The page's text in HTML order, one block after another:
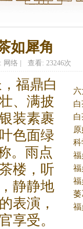
如犀角
网络 | 查看: 23246次
福鼎白
、满披
装素裹
色面绿
。 雨点
楼，听
静静地
表演，
享受。